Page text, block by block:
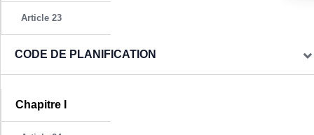
Article 23
CODE DE PLANIFICATION
Chapitre I